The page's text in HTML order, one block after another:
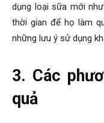
dụng loại sữa mới
thời gian để họ làm
những lưu ý sử dụng
3. Các
quả